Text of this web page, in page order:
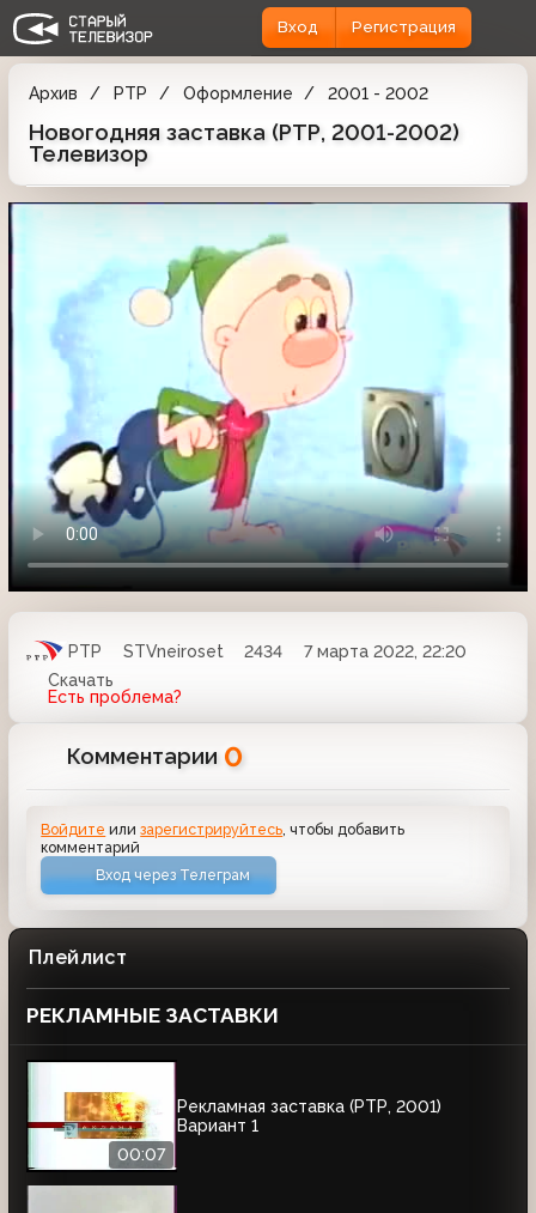
Вход Регистрация
Архив РТР Оформление 2001 - 2002
Новогодняя заставка (РТР, 2001-2002)
Телевизор
РТР STVneiroset 2434
7 марта 2022, 22:20
Скачать
Есть проблема?
Комментарии 0
Войдите илизарегистрируйтесь, чтобы добавить
комментарий
Вход через Телеграм
Плейлист
РЕКЛАМНЫЕ ЗАСТАВКИ
00:07
Рекламная заставка (РТР, 2001)
Вариант 1